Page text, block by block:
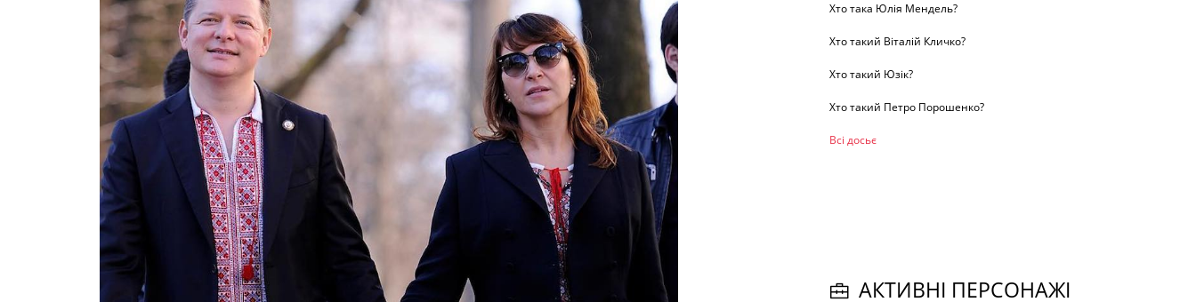
Хто така Юлія Мендель?
Хто такий Віталій Кличко?
Хто такий Юзік?
Хто такий Петро Порошенко?
Всі досьє
АКТИВНІ ПЕРСОНАЖІ